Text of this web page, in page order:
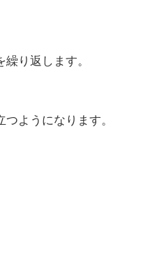
り返します。
ようになります。